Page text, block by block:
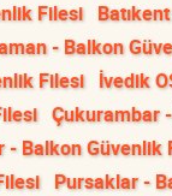
Filesi
- Balkon
Filesi İvedik
Çukurambar
- Balkon Güvenlik
Pursaklar -